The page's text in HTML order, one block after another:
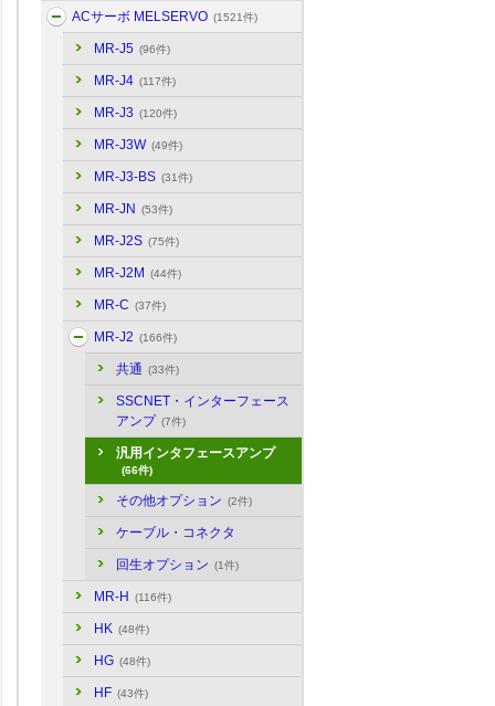
ACサーボ MELSERVO (1521件)
MR-J5 (96件)
MR-J4 (117件)
MR-J3 (120件)
MR-J3W (49件)
MR-J3-BS (31件)
MR-JN (53件)
MR-J2S (75件)
MR-J2M (44件)
MR-C (37件)
MR-J2 (166件)
共通 (33件)
SSCNET・インターフェース
アンプ (7件)
汎用インタフェースアンプ
(66件)
その他オプション (2件)
ケーブル・コネクタ
回生オプション (1件)
MR-H (116件)
HK (48件)
HG (48件)
HF (43件)